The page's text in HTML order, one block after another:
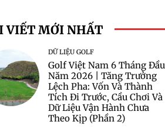
VIẾT MỚI NHẤT
DỮ LIỆU GOLF
Golf Việt Nam 6 Tháng Đầu
Năm 2026 | Tăng Trưởng
Lệch Pha: Vốn Và Thành
Tích Đi Trước, Cầu Chơi Và
Dữ Liệu Vận Hành Chưa
Theo Kịp (Phần 2)